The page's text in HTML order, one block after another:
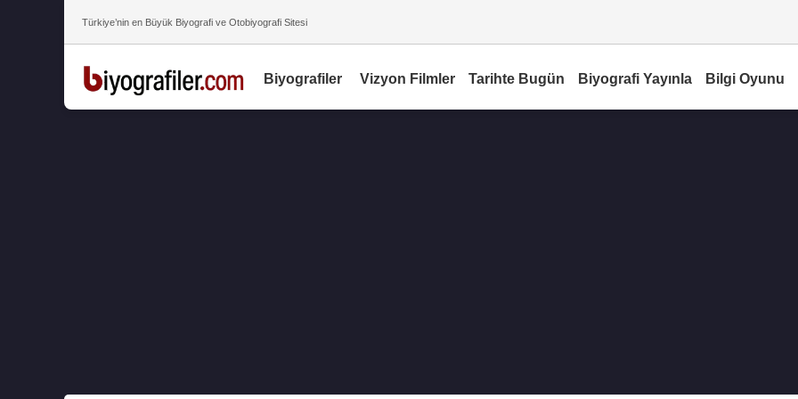
Türkiye’nin en Büyük Biyografi ve Otobiyografi Sitesi
Biyografiler Vizyon Filmler Tarihte Bugün Biyografi Yayınla Bilgi Oyunu